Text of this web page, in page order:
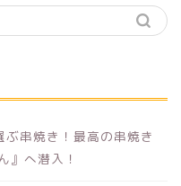
ぶ串焼き！最高の串焼き
』へ潜入！
各国料理